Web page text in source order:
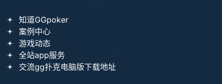
知道GGpoker
案例中心
游戏动态
全站app服务
交流gg扑克电脑版下载地址